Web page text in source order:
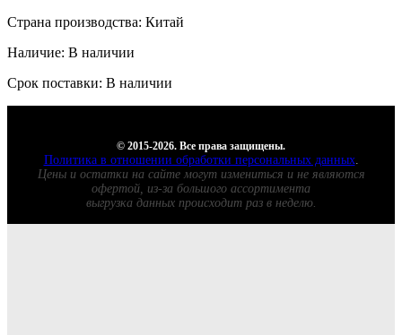
Страна производства: Китай
Наличие: В наличии
Срок поставки: В наличии
© 2015-2026. Все права защищены.
Политика в отношении обработки персональных данных.
Цены и остатки на сайте могут измениться и не являются
офертой, из-за большого ассортимента
выгрузка данных происходит раз в неделю.